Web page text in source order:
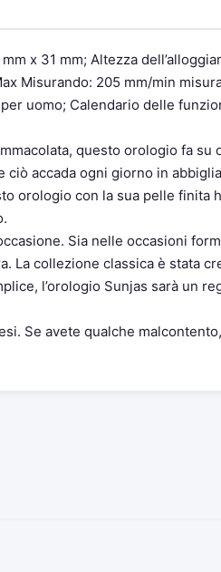
x 31 mm; Altezza
Misurando: 205 mm/min
uomo; Calendario delle
questo orologio fa su
accada ogni giorno in
orologio con la sua pelle finita
Sia nelle occasioni
La collezione classica è stata
l’orologio Sunjas sarà un
Se avete qualche